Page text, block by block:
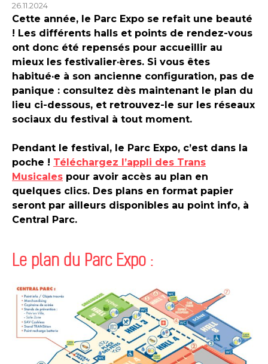
26.11.2024
Cette année, le Parc Expo se refait une beauté
! Les différents halls et points de rendez-vous
ont donc été repensés pour accueillir au
mieux les festivalier·ères. Si vous êtes
habitué·e à son ancienne configuration, pas de
panique : consultez dès maintenant le plan du
lieu ci-dessous, et retrouvez-le sur les réseaux
sociaux du festival à tout moment.
Pendant le festival, le Parc Expo, c’est dans la
poche ! Téléchargez l’appli des Trans
Musicales pour avoir accès au plan en
quelques clics. Des plans en format papier
seront par ailleurs disponibles au point info, à
Central Parc.
Le plan du Parc Expo :